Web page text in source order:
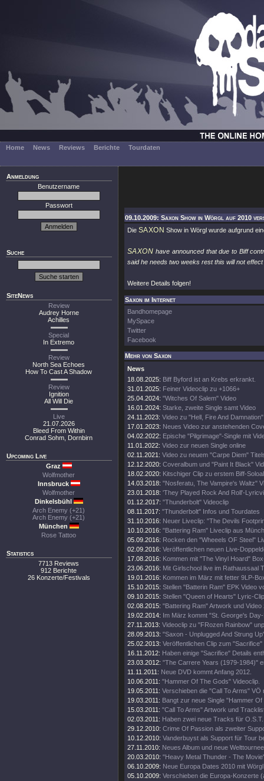
Home News Reviews Berichte Tourdaten
Anmeldung
Benutzername
Passwort
Suche
SiteNews
Review
Audrey Horne
Achilles
Special
In Extremo
Review
North Sea Echoes
How To Cast A Shadow
Review
Ignition
All Will Die
Live
21.07.2026
Bleed From Within
Conrad Sohm, Dornbirn
Upcoming Live
Graz
Wolfmother
Innsbruck
Wolfmother
Dinkelsbühl
Arch Enemy (+21)
Arch Enemy (+21)
München
Rose Tattoo
Statistics
7713 Reviews
912 Berichte
26 Konzerte/Festivals
09.10.2009: Saxon Show in Wörgl auf 2010
Die SAXON Show in Wörgl wurde aufgrund
SAXON have announced that due to Biff
said he needs two weeks rest this will not
Weitere Details folgen!
Saxon im Internet
Bandhomepage
MySpace
Twitter
Facebook
Mehr von Saxon
News
18.08.2025: Biff Byford ist an Krebs erkrankt.
31.01.2025: Feiner Videoclip zu +1066+
25.04.2024: "Witches Of Salem" Video
16.01.2024: Starke, zweite Single samt Video
24.11.2023: Video zu "Hell, Fire And
17.01.2023: Neues Video zur anstehenden
04.02.2022: Epische "Pilgrimage"-Single mit
11.01.2022: Video zur neuen Single online
02.11.2021: Video zu neuem "Carpe Diem"
12.12.2020: Coveralbum und "Paint It Black"
18.02.2020: Kitschiger Clip zu erstem Biff-
14.03.2018: "Nosferatu, The Vampire's Waltz"
23.01.2018: 'They Played Rock And Roll'-
01.12.2017: "Thunderbolt" Videoclip
08.11.2017: "Thunderbolt" Infos und Tourdates
31.10.2016: Neuer Liveclip: "The Devils
10.10.2016: "Battering Ram" Liveclip aus
05.09.2016: Rocken den "Wheeels OF Steel"
02.09.2016: Veröffentlichen neuen Live-
17.08.2016: Kommen mit "The Vinyl Hoard"
23.06.2016: Mit Girlschool live im Rathaussaal
19.01.2016: Kommen im März mit fetter 9LP-
15.10.2015: Stellen "Batterin Ram" EPK Video
09.10.2015: Stellen "Queen of Hearts" Lyric-
02.08.2015: "Battering Ram" Artwork und
19.02.2014: Im März kommt "St. George's
27.11.2013: Videoclip zu "FRozen Rainbow"
28.09.2013: "Saxon - Unplugged And Strung
25.02.2013: Veröffentlichen Clip zum
16.11.2012: Haben einige "Sacrifice" Details
23.03.2012: "The Carrere Years (1979-1984)"
11.11.2011: Neue DVD kommt Anfang 2012.
10.06.2011: "Hammer Of The Gods" Videoclip.
19.05.2011: Verschieben die "Call To Arms" VÖ
19.03.2011: Bangt zur neue Single "Hammer
15.03.2011: "Call To Arms" Artwork und
02.03.2011: Haben zwei neue Tracks für
29.12.2010: Crime Of Passion als zweiter
10.12.2010: Vanderbuyst als Support für Tour
27.11.2010: Neues Album und neue
20.03.2010: "Heavy Metal Thunder - The
06.10.2009: Neue Europa Dates 2010 mit
05.10.2009: Verschieben die Europa-Konzerte